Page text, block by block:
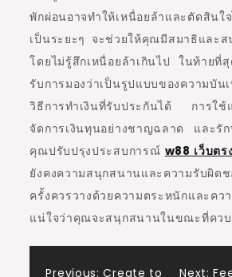
พักผ่อนอาจทำให้เหนื่อยล้าและตัดสิ
เป็นระยะๆ จะช่วยให้คุณมีสมาธิและ
โดยไม่รู้สึกเหนื่อยล้าเกินไป ในท้ายที่
รับการมองว่าเป็นรูปแบบของความบัน
วิธีการทำเงินที่รับประกันได้ การใช้
จัดการเงินทุนอย่างชาญฉลาด และรั
คุณปรับปรุงประสบการณ์ w88 เว็บตร
ยังคงความสนุกสนานและความรับผิด
ครั้งควรวางด้วยความตระหนักและ
แน่ใจว่าคุณจะสนุกสนานในขณะที่คว
Previous: Create to Next: